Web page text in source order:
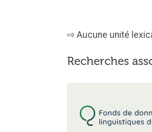
Aucune unité
Recherches